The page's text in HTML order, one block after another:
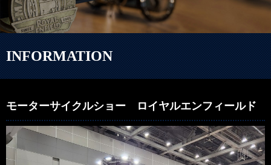
INFORMATION
モーターサイクルショー ロイヤルエンフィールド